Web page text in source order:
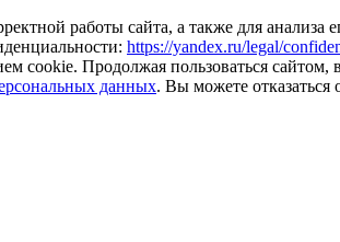
работы сайта, а также для анализа
https://yandex.ru/legal/
cookie. Продолжая пользоваться сайтом,
данных. Вы можете отказаться